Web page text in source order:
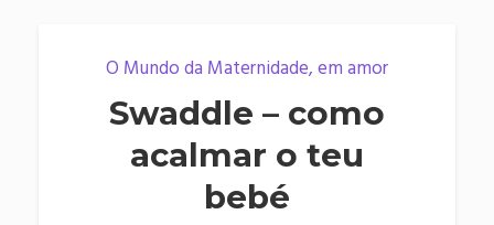
O Mundo da Maternidade, em amor
Swaddle – como
acalmar o teu
bebé